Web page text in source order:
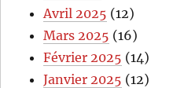
Avril 2025 (12)
Mars 2025 (16)
Février 2025 (14)
Janvier 2025 (12)